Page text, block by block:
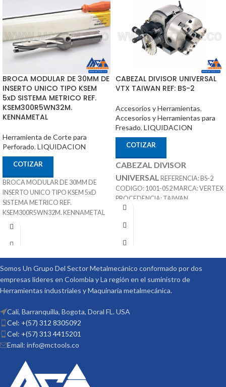
BROCA MODULAR DE 30MM DE
INSERTO UNICO TIPO KSEM
5xD SISTEMA METRICO REF.
KSEM300R5WN32M.
KENNAMETAL
Herramienta de Corte para
Perforado, LIQUIDACION
COTIZAR
BROCA MODULAR DE 30MM DE
INSERTO UNICO TIPO KSEM 5xD
SISTEMA METRICO REF.
KSEM300R5WN32M. KENNAMETAL
30mm x 32mm x 150mm x 250mm
Sistema de Refrigeración
Puede Trabajar Materiales Pof Mof K-
N - S
Procedencia ALEMANIA
CABEZAL DIVISOR UNIVERSAL
VTX TAIWAN REF: BS-2
Accesorios y Herramientas,
Accesorios y Herramientas para
Fresado, LIQUIDACION
COTIZAR
CABEZAL DIVISOR
UNIVERSAL REFERENCIA: BS-2
CODIGO: 1001-052 MARCA: VERTEX
PROCEDENCIA: TAIWAN
SUMINISTRAD POR: MCT
ENTERPRISES
Divisores, Piñones, Punto,
Perros
Somos Un Grupo Del Sector Metalmecánico conformado por dos
empresas lideres en Colombia y La región en el suministro de
Herramientas industriales y Maquinaria metalmecánica.
Cali, Barranquilla, Bogota, Doral FL. USA
Cel: +(57) 312 8305092
Cel: +(57) 313 4415201
Email: info@mctools.co